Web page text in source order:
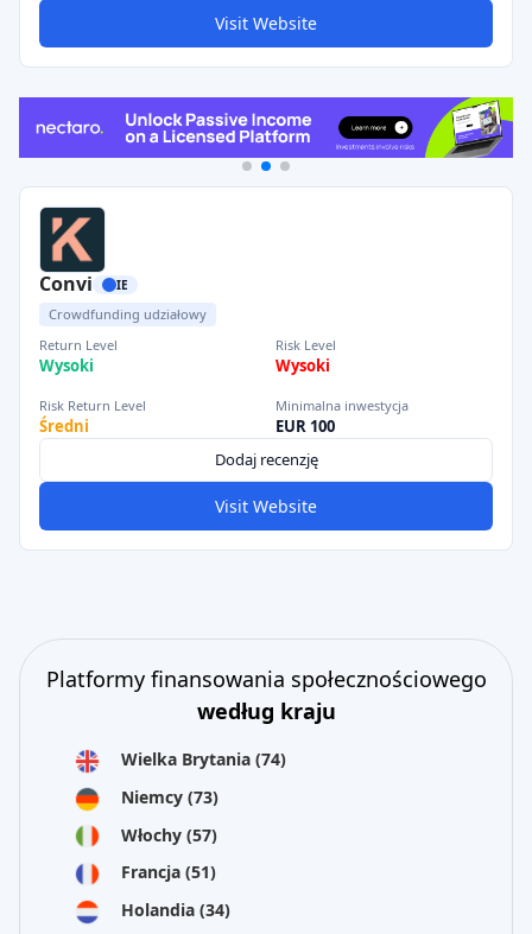
Visit Website
Convi IE
Crowdfunding udziałowy
Return Level
Wysoki
Risk Level
Wysoki
Risk Return Level
Średni
Minimalna inwestycja
EUR 100
Dodaj recenzję
Visit Website
Platformy finansowania społecznościowego
według kraju
Wielka Brytania (74)
Niemcy (73)
Włochy (57)
Francja (51)
Holandia (34)